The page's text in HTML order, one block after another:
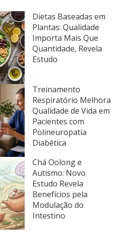
Dietas Baseadas em
Plantas: Qualidade
Importa Mais Que
Quantidade, Revela
Estudo
Treinamento
Respiratório Melhora
Qualidade de Vida em
Pacientes com
Polineuropatia
Diabética
Chá Oolong e
Autismo: Novo
Estudo Revela
Benefícios pela
Modulação do
Intestino